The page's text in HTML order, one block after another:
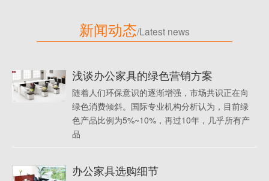
新闻动态/Latest news
浅谈办公家具的绿色营销方案
随着人们环保意识的逐渐增强，市场共识正在向
绿色消费倾斜。国际专业机构分析认为，目前绿
色产品比例为5%~10%，再过10年，几乎所有产
品
办公家具选购细节